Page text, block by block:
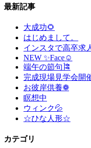
最新記事
大成功🌻
はじめまして。
インスタで高卒求
NEW ✨Face☺
端午の節句🎏
完成現場見学会開
お彼岸供養❁
瞑想中
ウィンク💦
☆ひな人形☆
カテゴリ